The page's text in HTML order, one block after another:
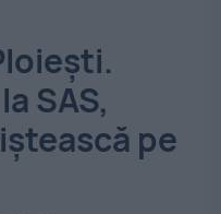
SAS,
pe